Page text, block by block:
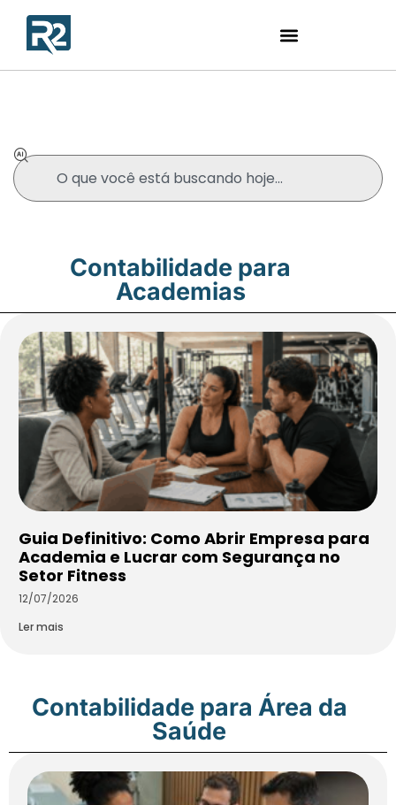
Contabilidade para
Academias
Guia Definitivo: Como Abrir Empresa para
Academia e Lucrar com Segurança no
Setor Fitness
12/07/2026
Ler mais
Contabilidade para Área da
Saúde